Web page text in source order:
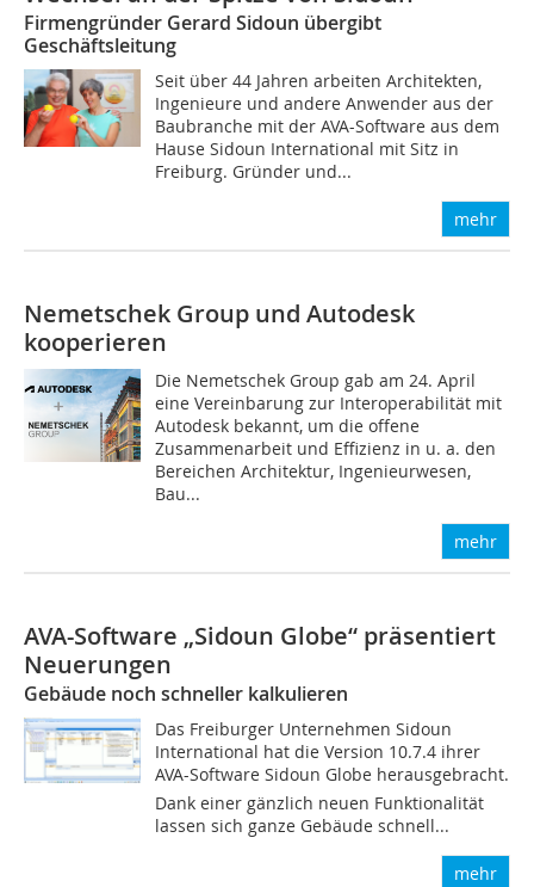
Firmengründer Gerard Sidoun übergibt
Geschäftsleitung
Seit über 44 Jahren arbeiten Architekten,
Ingenieure und andere Anwender aus der
Baubranche mit der AVA-Software aus dem
Hause Sidoun International mit Sitz in
Freiburg. Gründer und...
mehr
Nemetschek Group und Autodesk
kooperieren
Die Nemetschek Group gab am 24. April
eine Vereinbarung zur Interoperabilität mit
Autodesk bekannt, um die offene
Zusammenarbeit und Effizienz in u. a. den
Bereichen Architektur, Ingenieurwesen,
Bau...
mehr
AVA-Software „Sidoun Globe“ präsentiert
Neuerungen
Gebäude noch schneller kalkulieren
Das Freiburger Unternehmen Sidoun
International hat die Version 10.7.4 ihrer
AVA-Software Sidoun Globe herausgebracht.
Dank einer gänzlich neuen Funktionalität
lassen sich ganze Gebäude schnell...
mehr